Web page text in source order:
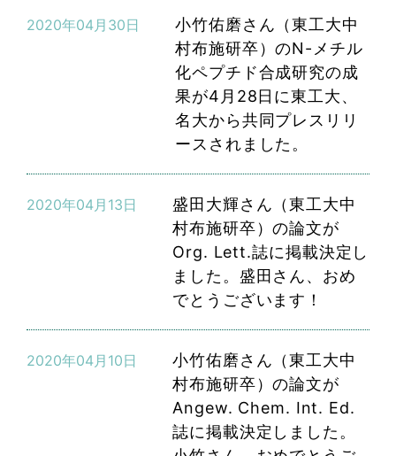
2020年04月30日
小竹佑磨さん（東工大中
村布施研卒）のN-メチル
化ペプチド合成研究の成
果が4月28日に東工大、
名大から共同プレスリリ
ースされました。
2020年04月13日
盛田大輝さん（東工大中
村布施研卒）の論文が
Org. Lett.誌に掲載決定し
ました。盛田さん、おめ
でとうございます！
2020年04月10日
小竹佑磨さん（東工大中
村布施研卒）の論文が
Angew. Chem. Int. Ed.
誌に掲載決定しました。